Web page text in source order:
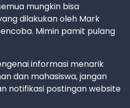
mungkin bisa
dilakukan oleh Mark
Mimin pamit pulang
informasi menarik
dan mahasiswa, jangan
notifikasi postingan website